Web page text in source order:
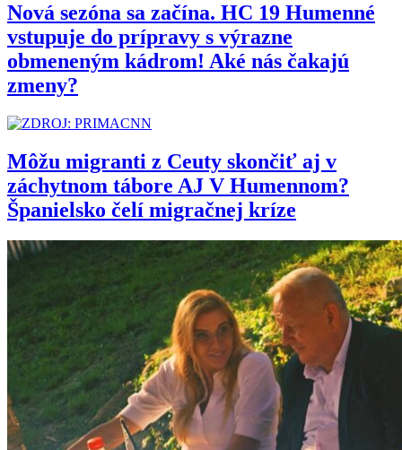
Nová sezóna sa začína. HC 19 Humenné
vstupuje do prípravy s výrazne
obmeneným kádrom! Aké nás čakajú
zmeny?
Môžu migranti z Ceuty skončiť aj v
záchytnom tábore AJ V Humennom?
Španielsko čelí migračnej kríze